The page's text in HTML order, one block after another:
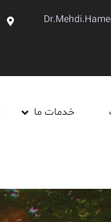
خدمات ما